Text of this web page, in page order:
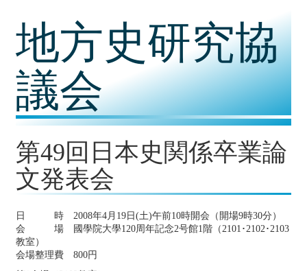
地方史研究協
議会
第49回日本史関係卒業論
文発表会
日 時 2008年4月19日(土)午前10時開会（開場9時30分）
会 場 國學院大學120周年記念2号館1階（2101･2102･2103
教室）
会場整理費 800円